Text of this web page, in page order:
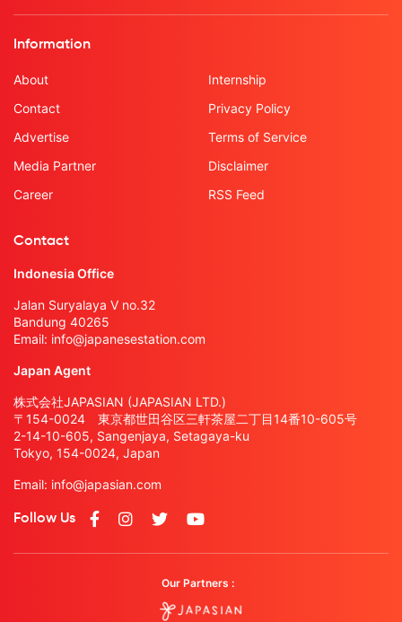
Information
About
Contact
Advertise
Media Partner
Career
Internship
Privacy Policy
Terms of Service
Disclaimer
RSS Feed
Contact
Indonesia Office
Jalan Suryalaya V no.32
Bandung 40265
Email: info@japanesestation.com
Japan Agent
株式会社JAPASIAN (JAPASIAN LTD.)
〒154-0024 東京都世田谷区三軒茶屋二丁目14番10-605号
2-14-10-605, Sangenjaya, Setagaya-ku
Tokyo, 154-0024, Japan
Email: info@japasian.com
Follow Us
Our Partners :